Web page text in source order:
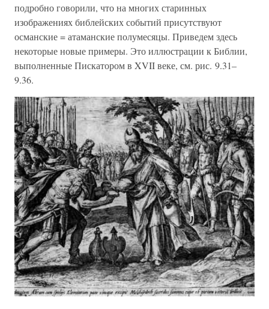
подробно говорили, что на многих старинных
изображениях библейских событий присутствуют
османские = атаманские полумесяцы. Приведем здесь
некоторые новые примеры. Это иллюстрации к Библии,
выполненные Пискатором в XVII веке, см. рис. 9.31–
9.36.